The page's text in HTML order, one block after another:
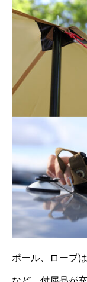
ポール、ロープ